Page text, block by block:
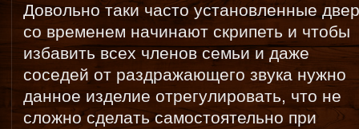
Довольно таки часто установленные
со временем начинают скрипеть и чтобы
избавить всех членов семьи и даже
соседей от раздражающего звука нужно
данное изделие отрегулировать, что не
сложно сделать самостоятельно при